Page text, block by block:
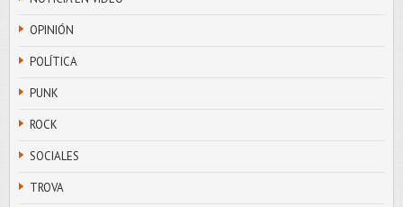
OPINIÓN
POLÍTICA
PUNK
ROCK
SOCIALES
TROVA